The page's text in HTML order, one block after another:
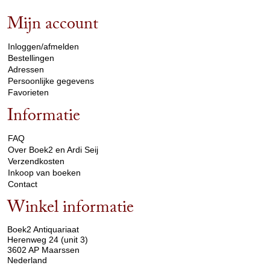
Mijn account
Inloggen/afmelden
Bestellingen
Adressen
Persoonlijke gegevens
Favorieten
Informatie
FAQ
Over Boek2 en Ardi Seij
Verzendkosten
Inkoop van boeken
Contact
Winkel informatie
Boek2 Antiquariaat
Herenweg 24 (unit 3)
3602 AP Maarssen
Nederland